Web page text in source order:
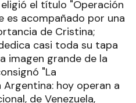
el título "Operación
es acompañado por una
de Cristina;
casi toda su tapa
imagen grande de la
"La
hoy operan a
de Venezuela,